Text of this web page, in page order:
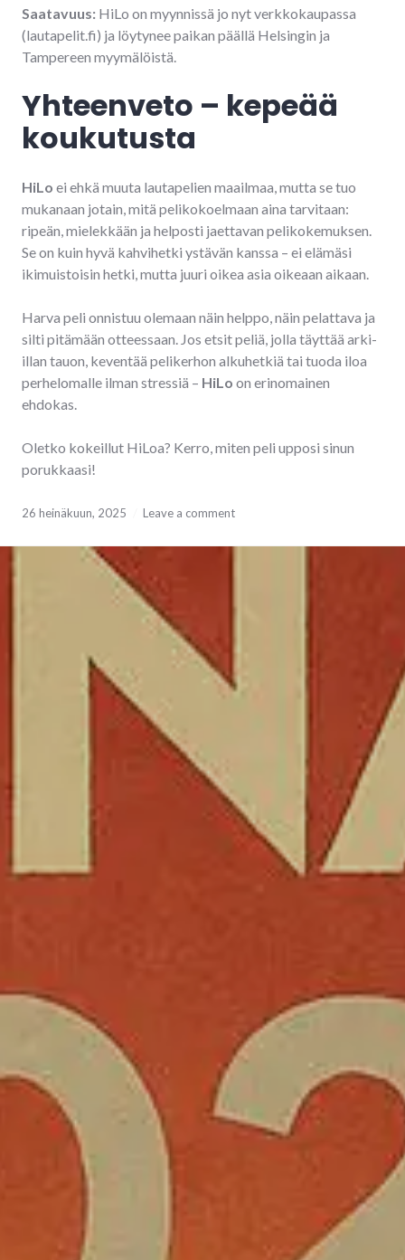
Saatavuus: HiLo on myynnissä jo nyt verkkokaupassa
(lautapelit.fi) ja löytynee paikan päällä Helsingin ja
Tampereen myymälöistä.
Yhteenveto – kepeää
koukutusta
HiLo ei ehkä muuta lautapelien maailmaa, mutta se tuo
mukanaan jotain, mitä pelikokoelmaan aina tarvitaan:
ripeän, mielekkään ja helposti jaettavan pelikokemuksen.
Se on kuin hyvä kahvihetki ystävän kanssa – ei elämäsi
ikimuistoisin hetki, mutta juuri oikea asia oikeaan aikaan.
Harva peli onnistuu olemaan näin helppo, näin pelattava ja
silti pitämään otteessaan. Jos etsit peliä, jolla täyttää arki-
illan tauon, keventää pelikerhon alkuhetkiä tai tuoda iloa
perhelomalle ilman stressiä – HiLo on erinomainen
ehdokas.
Oletko kokeillut HiLoa? Kerro, miten peli upposi sinun
porukkaasi!
26 heinäkuun, 2025 Leave a comment